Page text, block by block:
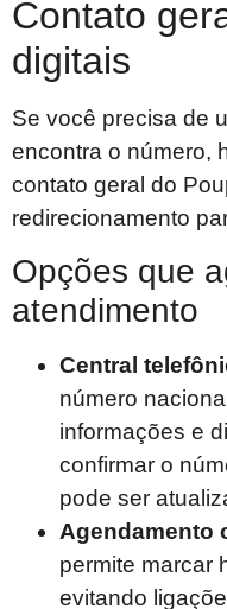
Contato
digitais
Se você precisa de
encontra o número,
contato geral do
redirecionamento
Opções que
atendimento
Central
número
informações e
confirmar o
pode ser
Agendamento
permite marcar
evitando